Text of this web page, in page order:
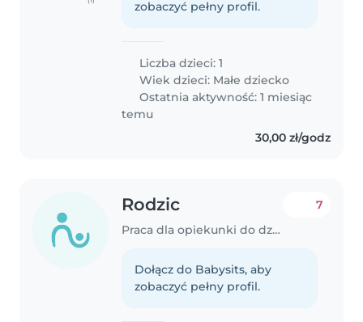
zobaczyć pełny profil.
Liczba dzieci: 1
Wiek dzieci: Małe dziecko
Ostatnia aktywność: 1 miesiąc
temu
30,00 zł/godz
Rodzic
Praca dla opiekunki do dziecka w Białystok
7
Dołącz do Babysits, aby
zobaczyć pełny profil.